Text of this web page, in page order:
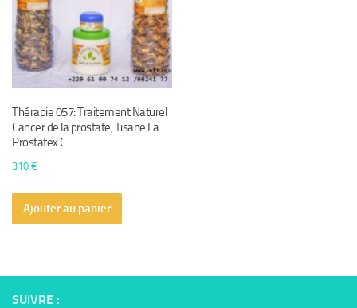
Thérapie 057: Traitement Naturel
Cancer de la prostate, Tisane La
Prostatex C
310 €
Ajouter au panier
SUIVRE :